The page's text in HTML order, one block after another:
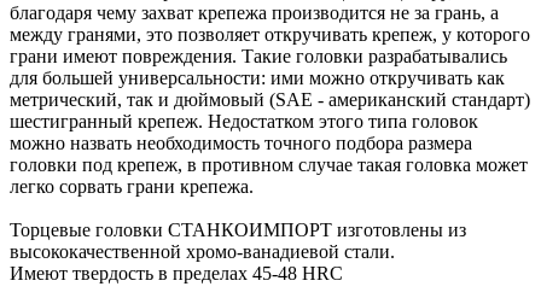
благодаря чему захват крепежа производится не за грань, а
между гранями, это позволяет откручивать крепеж, у которого
грани имеют повреждения. Такие головки разрабатывались
для большей универсальности: ими можно откручивать как
метрический, так и дюймовый (SAE - американский стандарт)
шестигранный крепеж. Недостатком этого типа головок
можно назвать необходимость точного подбора размера
головки под крепеж, в противном случае такая головка может
легко сорвать грани крепежа.
Торцевые головки СТАНКОИМПОРТ изготовлены из
высококачественной хромо-ванадиевой стали.
Имеют твердость в пределах 45-48 HRC